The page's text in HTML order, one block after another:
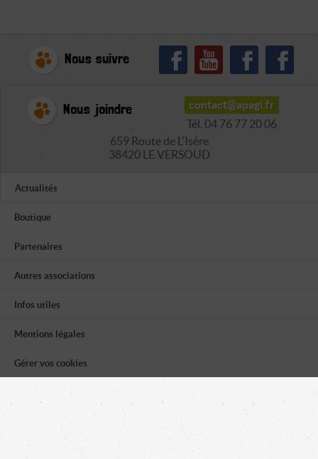
Nous suivre
Nous joindre
contact@apagi.fr
Tél. 04 76 77 20 06
659 Route de L'Isère
38420 LE VERSOUD
Actualités
Boutique
Partenaires
Autres associations
Infos utiles
Mentions légales
Gérer vos cookies